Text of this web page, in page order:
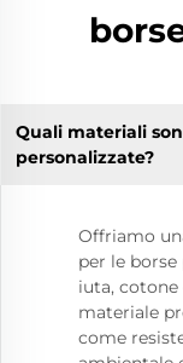
Quali materiali
personalizzate?
Offriamo
per le
iuta,
materiale
come